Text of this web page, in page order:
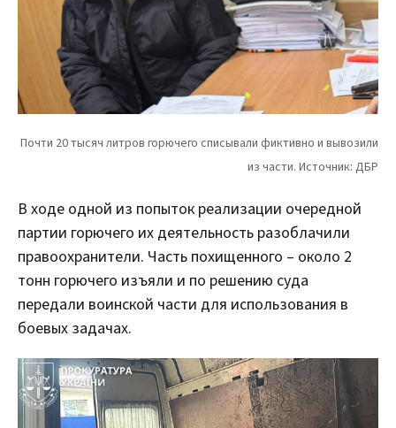
В ходе одной из попыток реализации очередной
партии горючего их деятельность разоблачили
правоохранители. Часть похищенного – около 2
тонн горючего изъяли и по решению суда
передали воинской части для использования в
боевых задачах.